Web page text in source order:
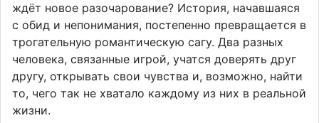
ждёт новое разочарование? История, начавшаяся
с обид и непонимания, постепенно превращается в
трогательную романтическую сагу. Два разных
человека, связанные игрой, учатся доверять друг
другу, открывать свои чувства и, возможно, найти
то, чего так не хватало каждому из них в реальной
жизни.